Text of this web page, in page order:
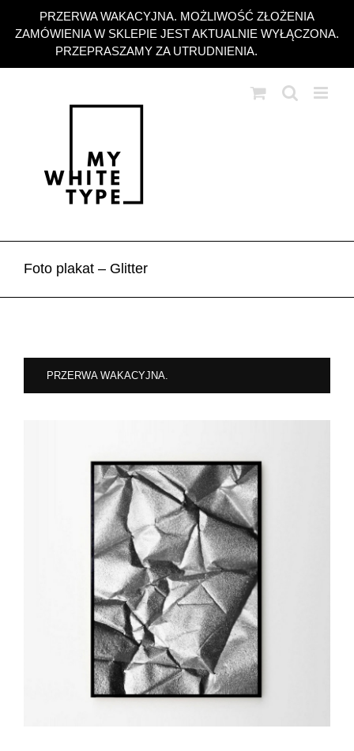
PRZERWA WAKACYJNA. MOŻLIWOŚĆ ZŁOŻENIA
ZAMÓWIENIA W SKLEPIE JEST AKTUALNIE WYŁĄCZONA.
PRZEPRASZAMY ZA UTRUDNIENIA.
zawartości
Foto plakat – Glitter
PRZERWA WAKACYJNA.